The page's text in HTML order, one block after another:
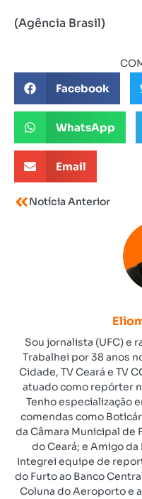
(Agência Brasil)
Facebook
WhatsApp
Email
Notícia Anterior
Sou jornalista (UFC) e
Trabalhei por 38 anos
Cidade, TV Ceará e TV
atuado como repórter
Tenho especialização
comendas como
da Câmara Municipal de
do Ceará; e Amigo
Integrei equipe de
do Furto ao Banco
Coluna do Aeroporto e